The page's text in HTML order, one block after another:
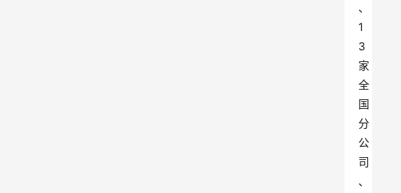
、
1
3
家
全
国
分
公
司
、